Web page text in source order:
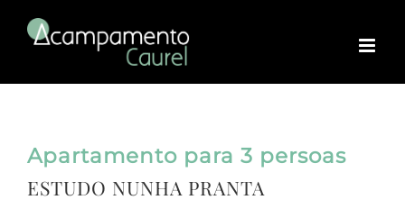
Apartamento para 3 persoas
ESTUDO NUNHA PRANTA